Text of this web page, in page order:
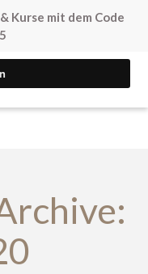
Kurse mit dem Code
Impulse
Test
SpürVertrauen
Yvonne Peglow Sexual Life